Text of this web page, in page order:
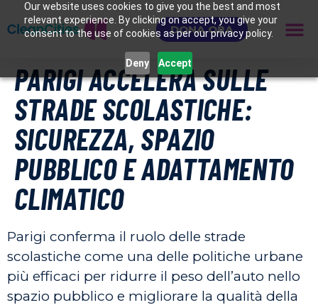
Our website uses cookies to give you the best and most
relevant experience. By clicking on accept, you give your
consent to the use of cookies as per our privacy policy.
Deny Accept
DONA ORA
PARIGI ACCELERA SULLE
STRADE SCOLASTICHE:
SICUREZZA, SPAZIO
PUBBLICO E ADATTAMENTO
CLIMATICO
Parigi conferma il ruolo delle strade
scolastiche come una delle politiche urbane
più efficaci per ridurre il peso dell’auto nello
spazio pubblico e migliorare la qualità della